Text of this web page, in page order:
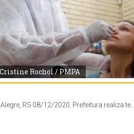
Rochol / PMPA
Porto Alegre, RS 08/12/2020. Prefeitura realiza testes do tipo RT-Lamp, que permitem identificar a presença de Covid-19 com resultados em até 12 horas. A realização dos teste foi orientada pela Central Escola, ação conjunta da SMS e da SMED. Local: EMEI Vila Floresta, Rua Monte Alegre 55.